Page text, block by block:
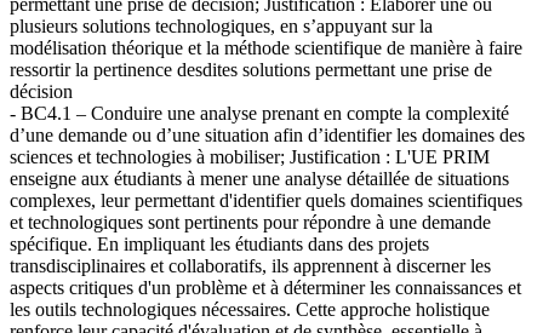
plusieurs solutions technologiques, en s’appuyant sur la
modélisation théorique et la méthode scientifique de manière à faire
ressortir la pertinence desdites solutions permettant une prise de
décision
- BC4.1 – Conduire une analyse prenant en compte la complexité
d’une demande ou d’une situation afin d’identifier les domaines des
sciences et technologies à mobiliser; Justification : L'UE PRIM
enseigne aux étudiants à mener une analyse détaillée de situations
complexes, leur permettant d'identifier quels domaines scientifiques
et technologiques sont pertinents pour répondre à une demande
spécifique. En impliquant les étudiants dans des projets
transdisciplinaires et collaboratifs, ils apprennent à discerner les
aspects critiques d'un problème et à déterminer les connaissances et
les outils technologiques nécessaires. Cette approche holistique